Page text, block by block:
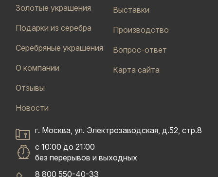
Золотые украшения
Подарки из серебра
Серебряные украшения
О компании
Отзывы
Новости
Выставки
Производство
Вопрос-ответ
Карта сайта
г. Москва, ул. Электрозаводская, д.52, стр.8
с 10:00 до 21:00
без перерывов и выходных
8 800 550-40-33